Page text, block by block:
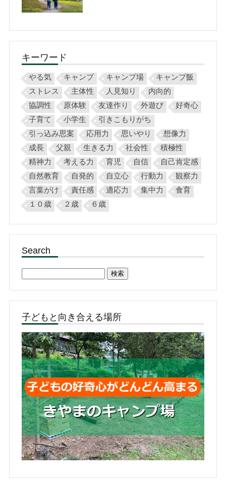
キーワード
やる気 キャンプ キャンプ場
キャンプ飯
ストレス
主体性 人見知り
内向的
協調性
原体験 友達作り 外遊び
好奇心
子育て
小学生
引きこもりがち
引っ込み思案
応用力 思いやり
想像力
成長
父親 生きる力 社会性
積極性
精神力
考える力 育児 自信
自己肯定感
自然教育
自発的 自立心 行動力
観察力
言葉がけ
責任感 適応力 集中力
食育
１０歳
２歳 ６歳
Search
子どもと向き合える場所